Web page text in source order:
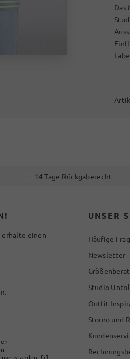
Das
14 Tage Rückgaberecht
einen
UNSER
Häufige
Newsletter
Studio
Outfit
Storno und